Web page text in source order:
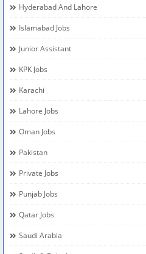
Hyderabad And Lahore
Islamabad Jobs
Junior Assistant
KPK Jobs
Karachi
Lahore Jobs
Oman Jobs
Pakistan
Private Jobs
Punjab Jobs
Qatar Jobs
Saudi Arabia